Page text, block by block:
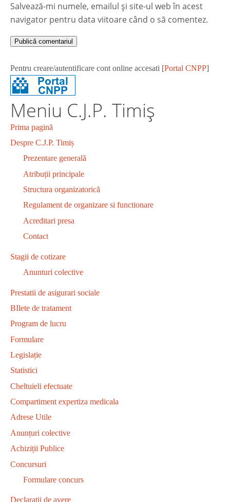
Salvează-mi numele, emailul și site-ul web în acest
navigator pentru data viitoare când o să comentez.
Pentru creare/autentificare cont online accesati [Portal CNPP]
Meniu C.J.P. Timiș
Prima pagină
Despre C.J.P. Timiș
Prezentare generală
Atribuții principale
Structura organizatorică
Regulament de organizare si functionare
Acreditari presa
Contact
Stagii de cotizare
Anunturi colective
Prestatii de asigurari sociale
BIlete de tratament
Program de lucru
Formulare
Legislație
Statistici
Cheltuieli efectuate
Compartiment expertiza medicala
Adrese Utile
Anunțuri colective
Achiziții Publice
Concursuri
Formulare concurs
Declaratii de avere